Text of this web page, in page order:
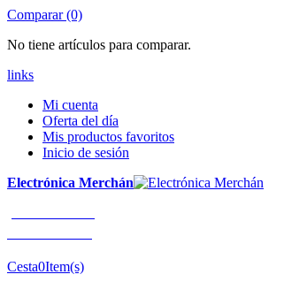
Comparar (0)
No tiene artículos para comparar.
links
Mi cuenta
Oferta del día
Mis productos favoritos
Inicio de sesión
Electrónica Merchán
Cesta0Item(s)